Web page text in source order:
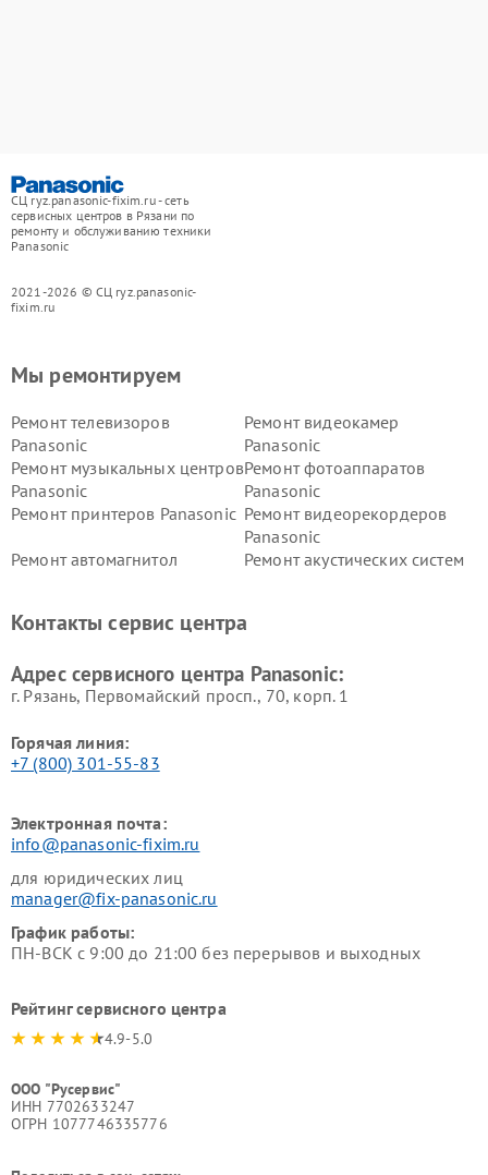
СЦ ryz.panasonic-fixim.ru - сеть
сервисных центров в Рязани по
ремонту и обслуживанию техники
Panasonic
2021-2026 © СЦ ryz.panasonic-
fixim.ru
Мы ремонтируем
Ремонт телевизоров
Panasonic
Ремонт видеокамер
Panasonic
Ремонт музыкальных центров
Panasonic
Ремонт фотоаппаратов
Panasonic
Ремонт принтеров Panasonic Ремонт видеорекордеров
Panasonic
Ремонт автомагнитол
Ремонт акустических систем
панелей Panasonic
Контакты сервис центра
Адрес сервисного центра Panasonic:
г. Рязань, Первомайский просп., 70, корп. 1
Горячая линия:
+7 (800) 301-55-83
Электронная почта:
info@panasonic-fixim.ru
для юридических лиц
manager@fix-panasonic.ru
График работы:
ПН-ВСК с 9:00 до 21:00 без перерывов и выходных
Рейтинг сервисного центра
4.9-5.0
ООО "Русервис"
ИНН 7702633247
ОГРН 1077746335776